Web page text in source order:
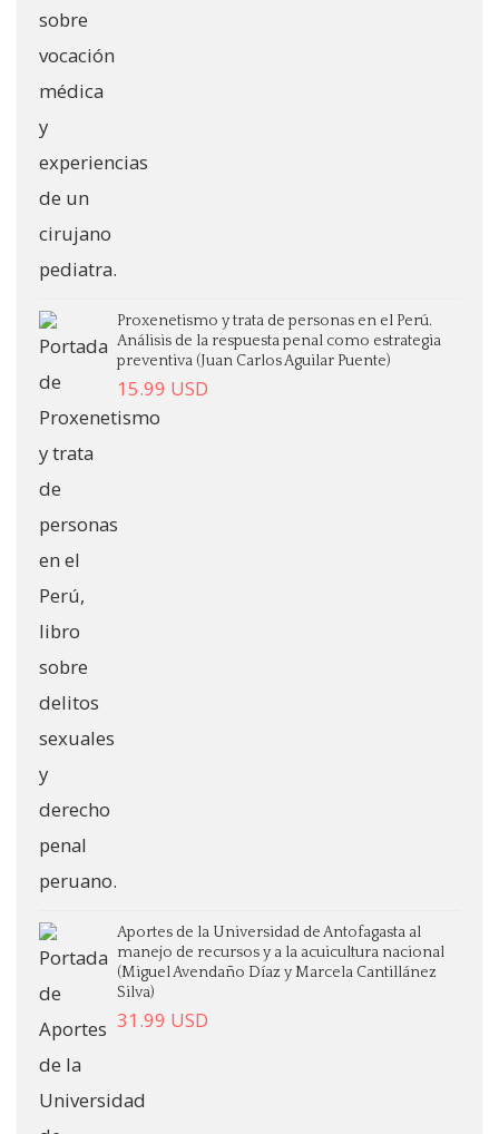
Proxenetismo y trata de personas en el Perú.
Análisis de la respuesta penal como estrategia
preventiva (Juan Carlos Aguilar Puente)
15.99 USD
Aportes de la Universidad de Antofagasta al
manejo de recursos y a la acuicultura nacional
(Miguel Avendaño Díaz y Marcela Cantillánez
Silva)
31.99 USD